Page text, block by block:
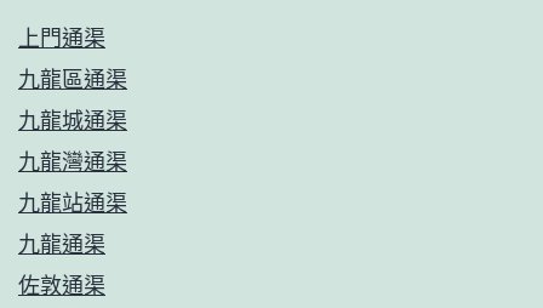
上門通渠
九龍區通渠
九龍城通渠
九龍灣通渠
九龍站通渠
九龍通渠
佐敦通渠